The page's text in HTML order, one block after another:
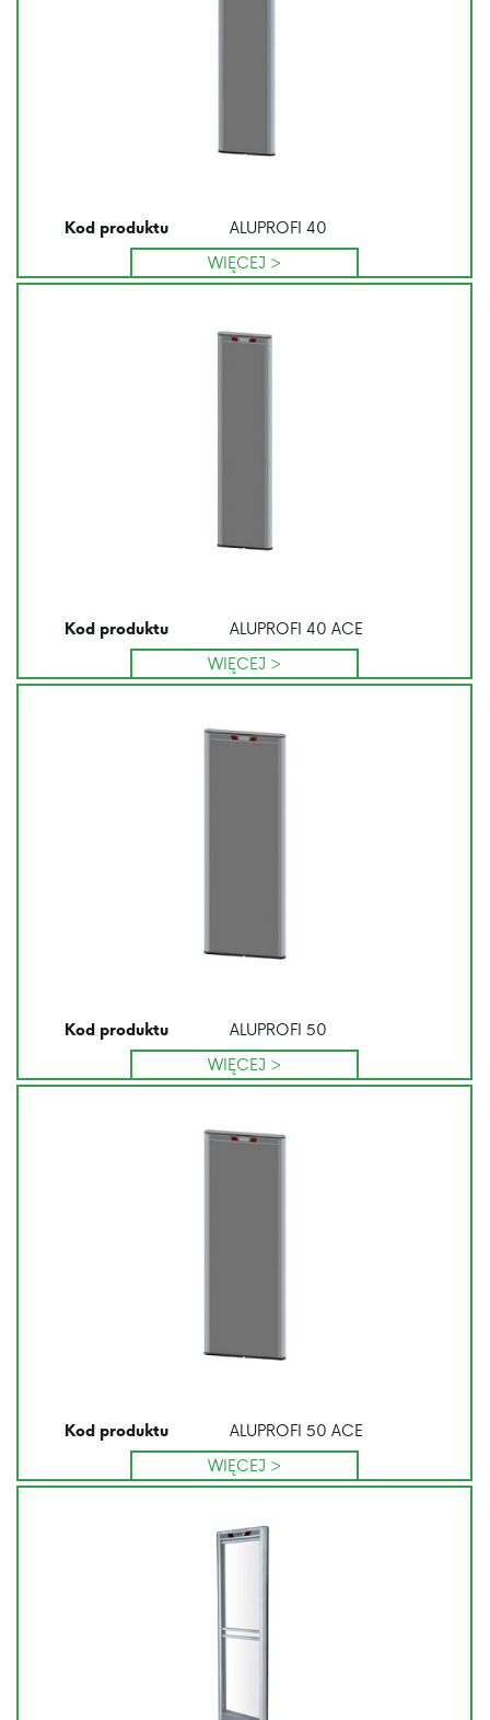
Kod produktu
ALUPROFI 40
WIĘCEJ >
Kod produktu
ALUPROFI 40 ACE
WIĘCEJ >
Kod produktu
ALUPROFI 50
WIĘCEJ >
Kod produktu
ALUPROFI 50 ACE
WIĘCEJ >